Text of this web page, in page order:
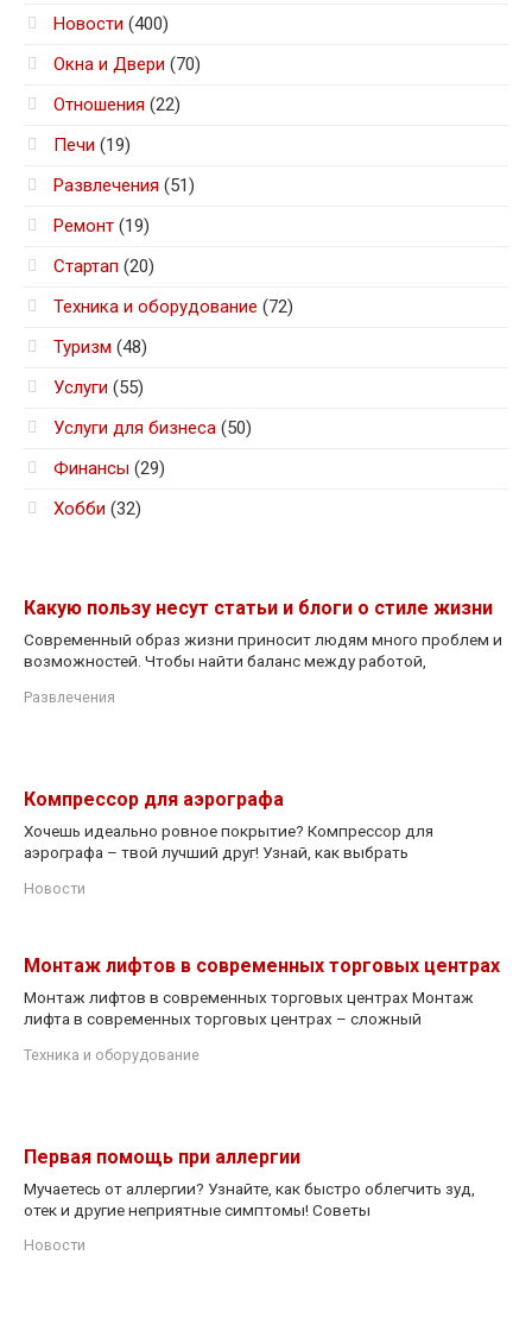
Новости (400)
Окна и Двери (70)
Отношения (22)
Печи (19)
Развлечения (51)
Ремонт (19)
Стартап (20)
Техника и оборудование (72)
Туризм (48)
Услуги (55)
Услуги для бизнеса (50)
Финансы (29)
Хобби (32)
Какую пользу несут статьи и блоги о стиле жизни
Современный образ жизни приносит людям много проблем и
возможностей. Чтобы найти баланс между работой,
Развлечения
Компрессор для аэрографа
Хочешь идеально ровное покрытие? Компрессор для
аэрографа – твой лучший друг! Узнай, как выбрать
Новости
Монтаж лифтов в современных торговых центрах
Монтаж лифтов в современных торговых центрах Монтаж
лифта в современных торговых центрах – сложный
Техника и оборудование
Первая помощь при аллергии
Мучаетесь от аллергии? Узнайте, как быстро облегчить зуд,
отек и другие неприятные симптомы! Советы
Новости